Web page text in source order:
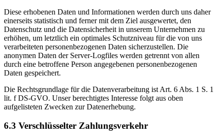
Diese erhobenen Daten und Informationen werden durch uns daher
einerseits statistisch und ferner mit dem Ziel ausgewertet, den
Datenschutz und die Datensicherheit in unserem Unternehmen zu
erhöhen, um letztlich ein optimales Schutzniveau für die von uns
verarbeiteten personenbezogenen Daten sicherzustellen. Die
anonymen Daten der Server-Logfiles werden getrennt von allen
durch eine betroffene Person angegebenen personenbezogenen
Daten gespeichert.
Die Rechtsgrundlage für die Datenverarbeitung ist Art. 6 Abs. 1 S. 1
lit. f DS-GVO. Unser berechtigtes Interesse folgt aus oben
aufgelisteten Zwecken zur Datenerhebung.
6.3 Verschlüsselter Zahlungsverkehr